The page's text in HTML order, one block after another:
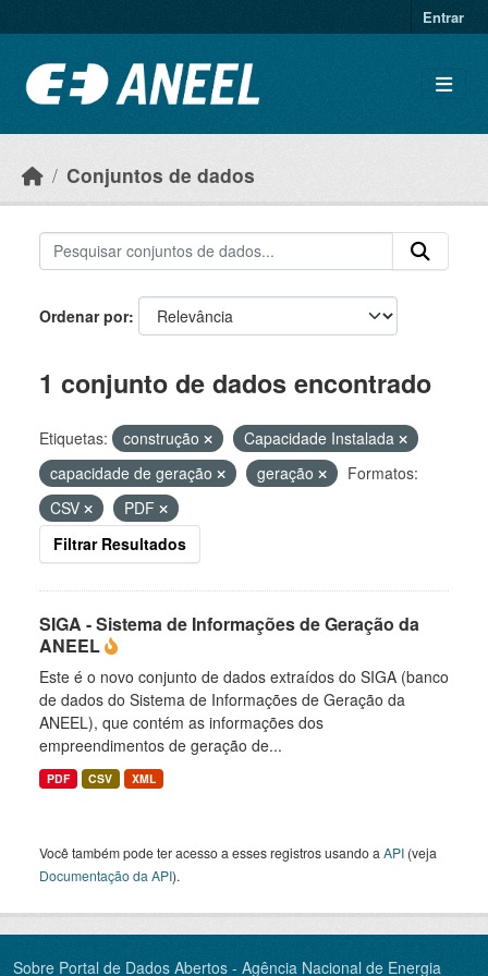
Entrar
Conjuntos de dados
Ordenar por
1 conjunto de dados encontrado
Etiquetas: construção
Capacidade Instalada
capacidade de geração
geração
Formatos:
CSV
PDF
Filtrar Resultados
SIGA - Sistema de Informações de Geração da
ANEEL
Este é o novo conjunto de dados extraídos do SIGA (banco
de dados do Sistema de Informações de Geração da
ANEEL), que contém as informações dos
empreendimentos de geração de...
PDF CSV XML
Você também pode ter acesso a esses registros usando a API (veja
Documentação da API).
Sobre Portal de Dados Abertos - Agência Nacional de Energia